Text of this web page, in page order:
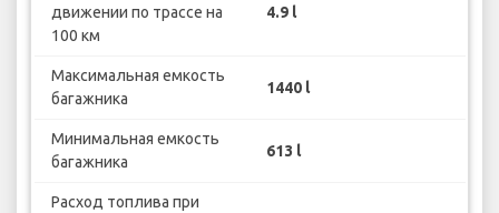
движении по трассе на
100 км
4.9 l
Максимальная емкость
багажника
1440 l
Минимальная емкость
багажника
613 l
Расход топлива при